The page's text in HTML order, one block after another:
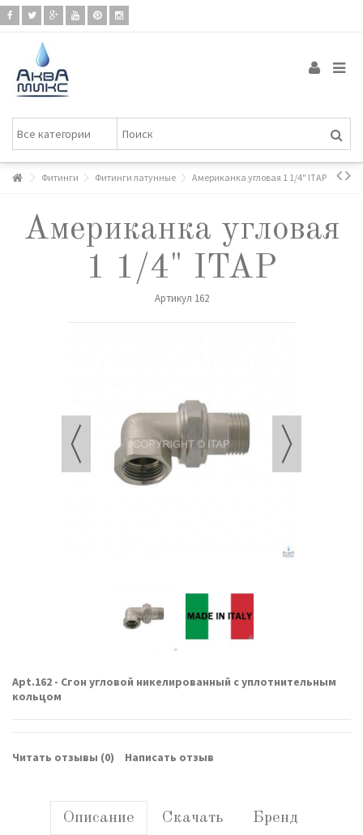
Фитинги Фитинги латунные Американка угловая 1 1/4" ITAP
Американка угловая
1 1/4" ITAP
Артикул 162
Apt.162 - Сгон угловой никелированный с уплотнительным
кольцом
Читать отзывы (0) Написать отзыв
Описание Скачать Бренд